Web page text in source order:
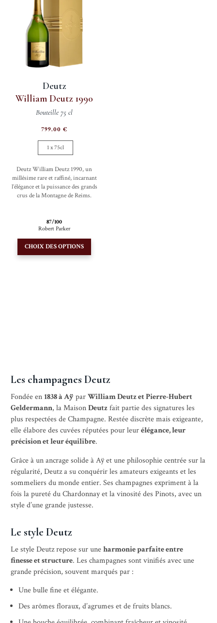
produit
Deutz
William Deutz 1990
Bouteille 75 cl
799.00 €
1 x 75cl
Deutz William Deutz 1990, un
millésime rare et raffiné, incarnant
l’élégance et la puissance des grands
crus de la Montagne de Reims.
87/100
Robert Parker
CHOIX DES OPTIONS
Ce
la
produit
Les champagnes Deutz
Fondée en1838 à AÿparWilliam Deutz et Pierre-Hubert
Geldermann, la MaisonDeutzfait partie des signatures les
plus respectées de Champagne. Restée discrète mais exigeante,
elle élabore des cuvées réputées pour leurélégance, leur
précision et leur équilibre.
Grâce à un ancrage solide à Aÿ et une philosophie centrée sur la
régularité, Deutz a su conquérir les amateurs exigeants et les
sommeliers du monde entier. Ses champagnes expriment à la
fois la pureté du Chardonnay et la vinosité des Pinots, avec un
style d’une grande justesse.
Le style Deutz
Le style Deutz repose sur uneharmonie parfaite entre
finesse et structure. Les champagnes sont vinifiés avec une
grande précision, souvent marqués par :
Une bulle fine et élégante.
Des arômes floraux, d’agrumes et de fruits blancs.